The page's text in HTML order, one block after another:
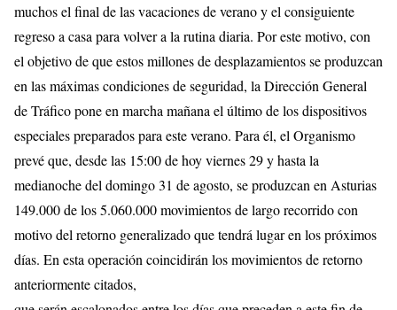
muchos el final de las vacaciones de verano y el consiguiente
regreso a casa para volver a la rutina diaria. Por este motivo, con
el objetivo de que estos millones de desplazamientos se produzcan
en las máximas condiciones de seguridad, la Dirección General
de Tráfico pone en marcha mañana el último de los dispositivos
especiales preparados para este verano. Para él, el Organismo
prevé que, desde las 15:00 de hoy viernes 29 y hasta la
medianoche del domingo 31 de agosto, se produzcan en Asturias
149.000 de los 5.060.000 movimientos de largo recorrido con
motivo del retorno generalizado que tendrá lugar en los próximos
días. En esta operación coincidirán los movimientos de retorno
anteriormente citados,